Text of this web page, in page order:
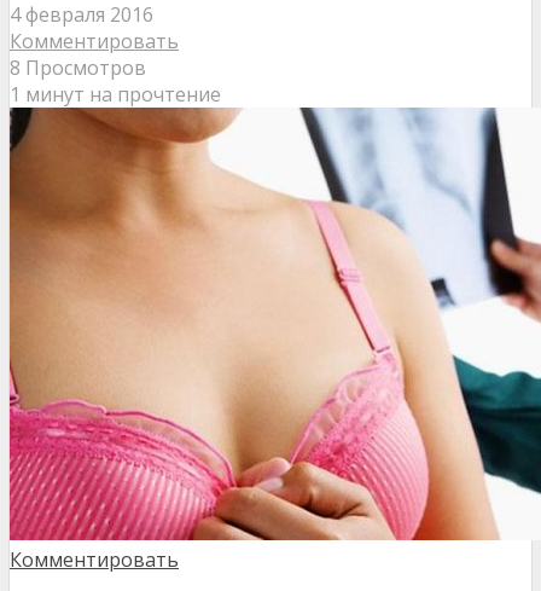
4 февраля 2016
Комментировать
8 Просмотров
1 минут на прочтение
Комментировать